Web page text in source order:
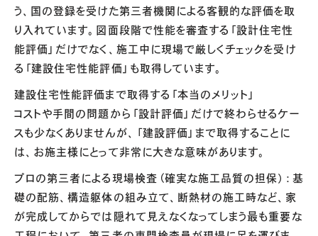
う、国の登録を受けた第三者機関による客観的な評価を取
り入れています。図面段階で性能を審査する「設計住宅性
能評価」だけでなく、施工中に現場で厳しくチェックを受け
る「建設住宅性能評価」も取得しています。
建設住宅性能評価まで取得する「本当のメリット」
コストや手間の問題から「設計評価」だけで終わらせるケー
スも少なくありませんが、「建設評価」まで取得することに
は、お施主様にとって非常に大きな意味があります。
プロの第三者による現場検査（確実な施工品質の担保）：基
礎の配筋、構造躯体の組み立て、断熱材の施工時など、家
が完成してからでは隠れて見えなくなってしまう最も重要な